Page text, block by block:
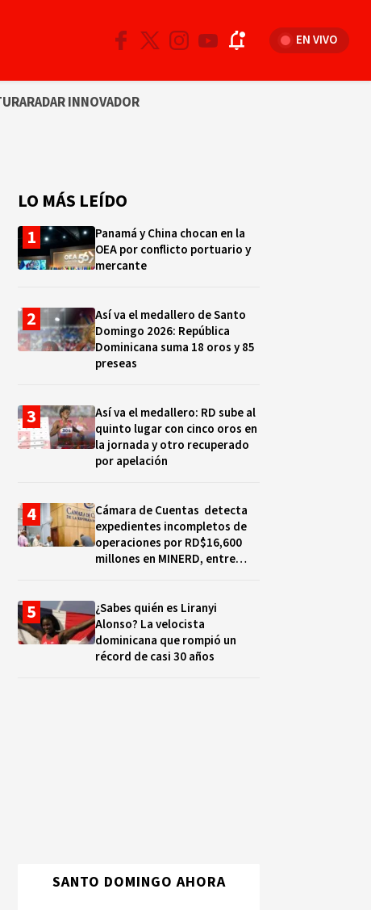
EN VIVO
RADAR INNOVADOR
LO MÁS LEÍDO
Panamá y China chocan en la
OEA por conflicto portuario y
mercante
Así va el medallero de Santo
Domingo 2026: República
Dominicana suma 18 oros y 85
preseas
Así va el medallero: RD sube al
quinto lugar con cinco oros en
la jornada y otro recuperado
por apelación
Cámara de Cuentas detecta
expedientes incompletos de
operaciones por RD$16,600
millones en MINERD, entre
¿Sabes quién es Liranyi
Alonso? La velocista
dominicana que rompió un
récord de casi 30 años
SANTO DOMINGO AHORA